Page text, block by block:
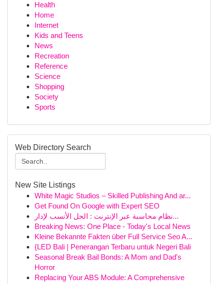
Health
Home
Internet
Kids and Teens
News
Recreation
Reference
Science
Shopping
Society
Sports
Web Directory Search
New Site Listings
White Magic Studios – Skilled Publishing And ar...
Get Found On Google with Expert SEO
نظام محاسبة عبر الإنترنت : الحل الأنسب لإدار...
Breaking News: One Place - Today's Local News
Kleine Bekannte Fakten über Full Service Seo A...
{LED Bali | Penerangan Terbaru untuk Negeri Bali
Seasonal Break Bail Bonds: A Mom and Dad's
Horror
Replacing Your ABS Module: A Comprehensive